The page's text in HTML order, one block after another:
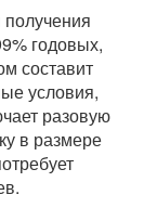
годовых,
составит
условия,
разовую
в размере